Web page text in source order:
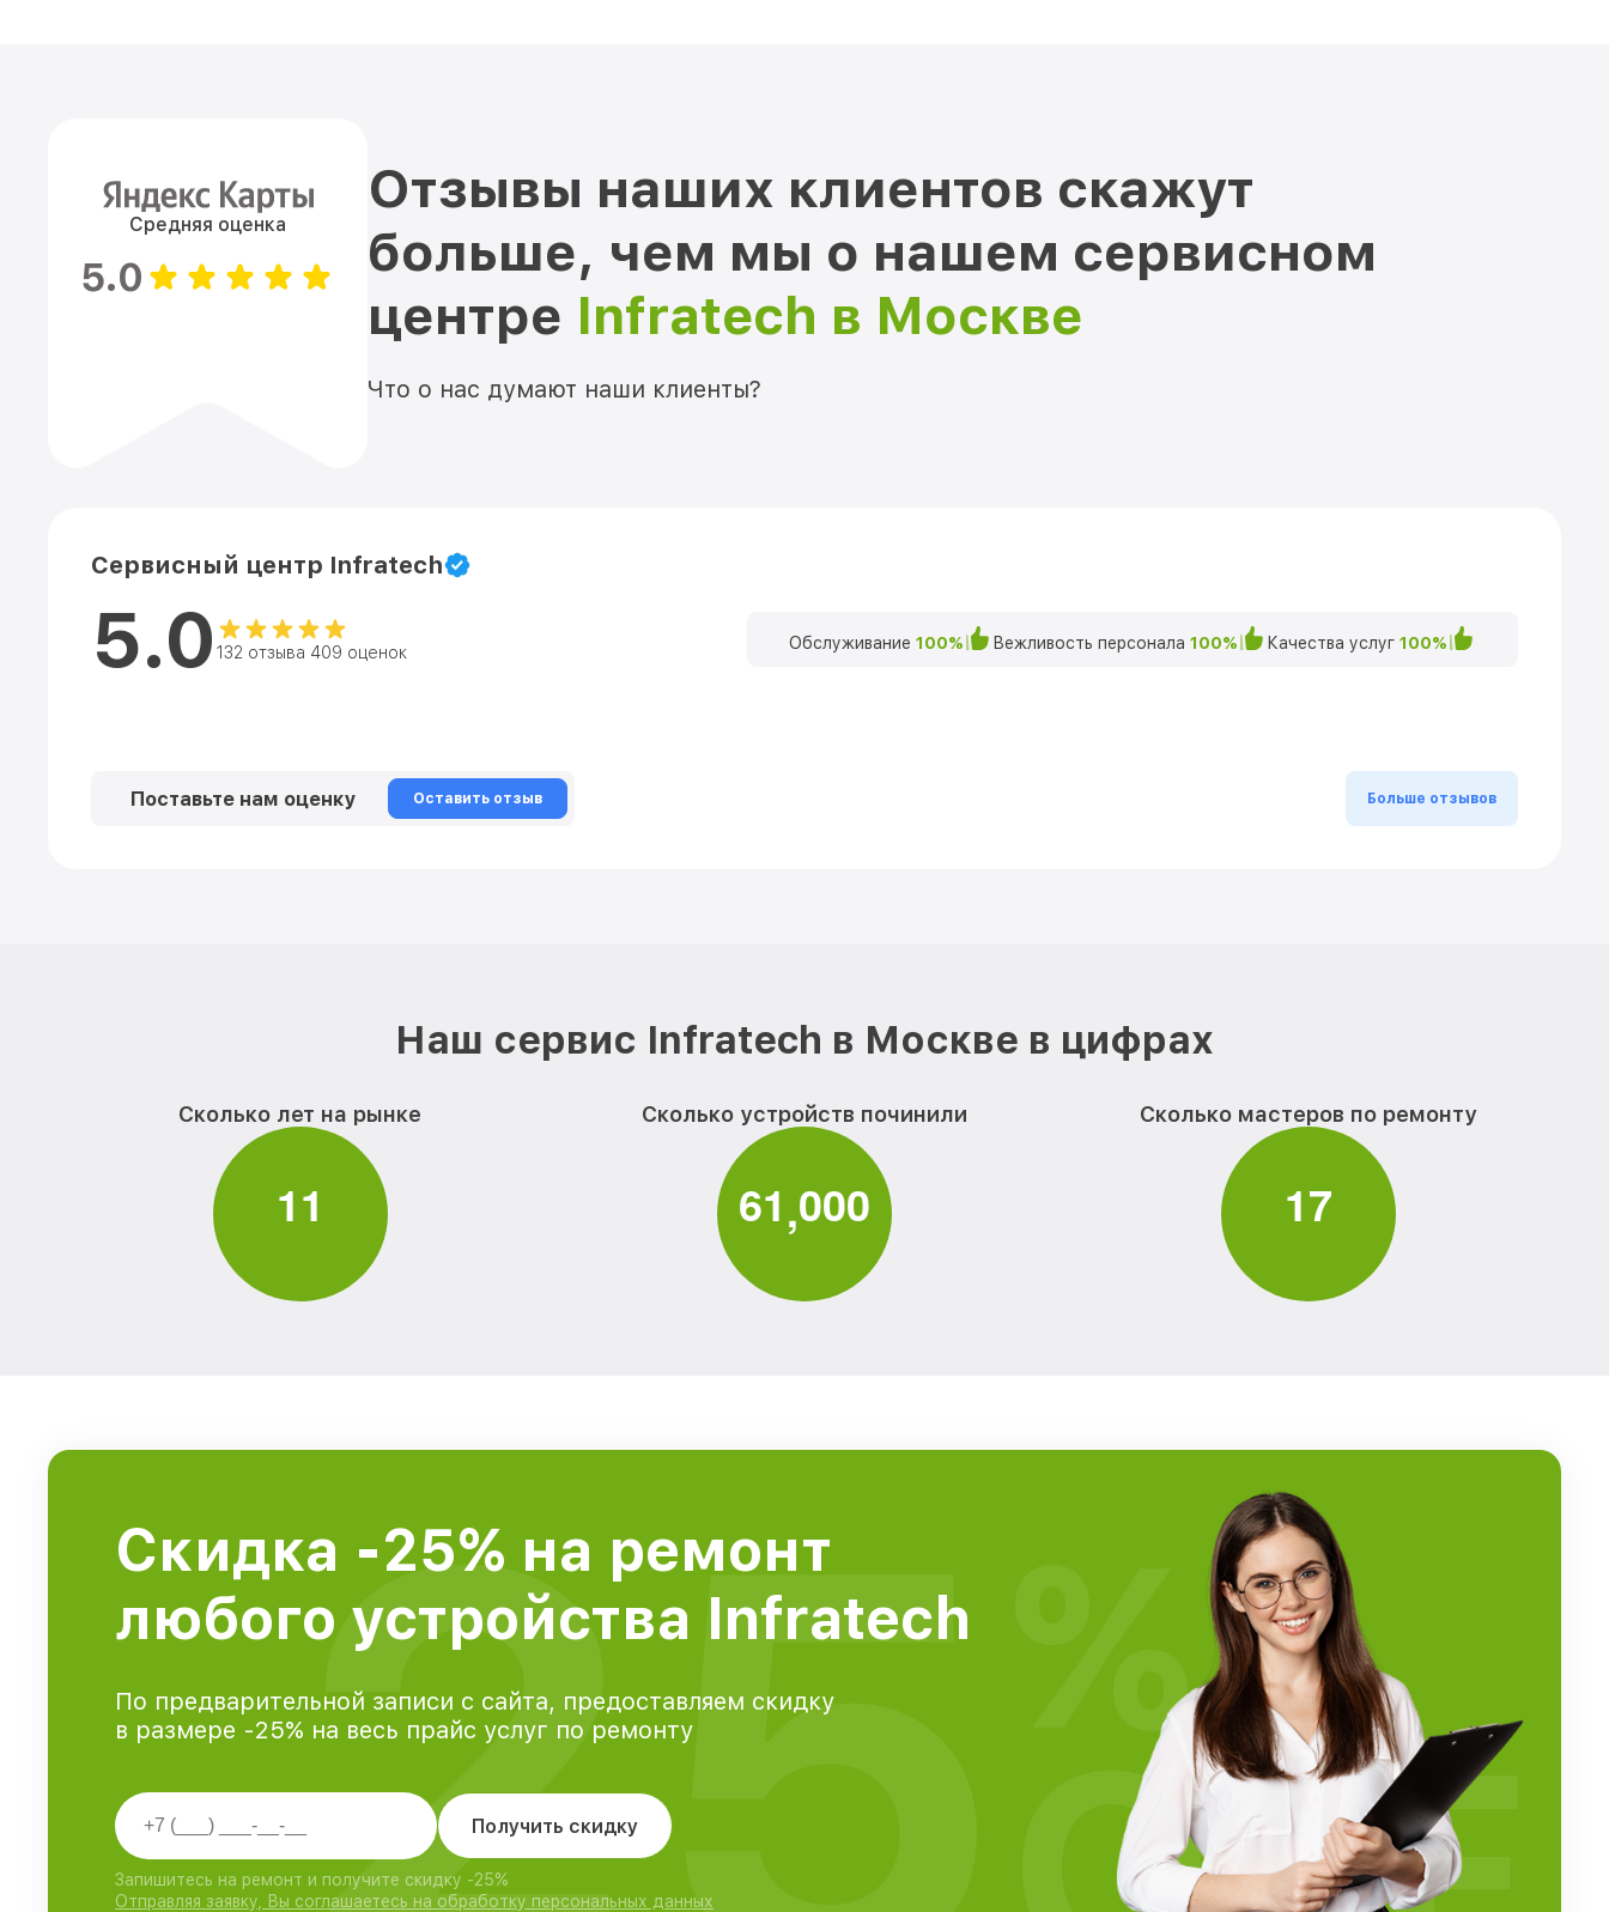
Средняя оценка
5.0
Отзывы наших клиентов скажут
больше, чем мы о нашем сервисном
центре Infratech в Москве
Что о нас думают наши клиенты?
Сервисный центр Infratech
5.0 132 отзыва 409 оценок Обслуживание 100% Вежливость персонала 100% Качества услуг 100%
Поставьте нам оценку Оставить отзыв Больше отзывов
Наш сервис Infratech в Москве в цифрах
Сколько лет на рынке
11
Сколько устройств починили
61,000
Сколько мастеров по ремонту
17
Скидка -25% на ремонт
любого устройства Infratech
По предварительной записи с сайта, предоставляем скидку
в размере -25% на весь прайс услуг по ремонту
Получить скидку
Запишитесь на ремонт и получите скидку -25%
Отправляя заявку, Вы соглашаетесь на обработку персональных данных
25 %